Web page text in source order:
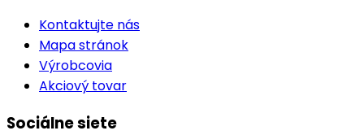
Kontaktujte nás
Mapa stránok
Výrobcovia
Akciový tovar
Sociálne siete